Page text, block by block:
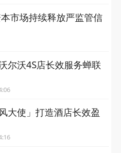
市场持续释放严监管信
尔沃4S店长效服务蝉联
14:06
大使」打造酒店长效盈
14:16